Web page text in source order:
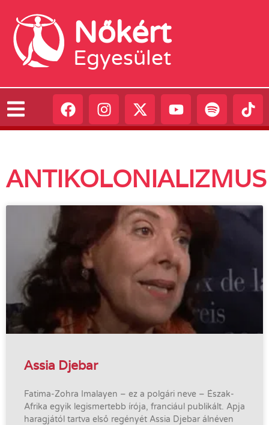
Nőkért
Egyesület
ANTIKOLONIALIZMUS
Assia Djebar
Fatima-Zohra Imalayen – ez a polgári neve – Észak-
Afrika egyik legismertebb írója, franciául publikált. Apja
haragjától tartva első regényét Assia Djebar álnéven